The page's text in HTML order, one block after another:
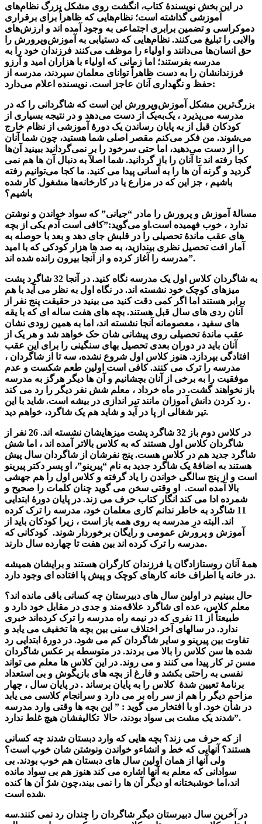
در این بخش نویسندۀ کتاب، انگشت روی مشکل بزرگ نظام‌های
آموزشی گذاشته است؛ نظام‌هایی که ظاهراً برای برقراری
دموکراسی و تضمین برابری اجتماعی به وجود آمده اند و ارزش‌های
والایی را تبلیغ می‌کنند. نظام‌هایی که دستیابی به آموزش‌و‌پرورش را
حق انسان‌ها می‌دانند و اولیاء را موظف می‌کنند فرزندان خود را به
مدرسه بفرستند؛ اما زمانی که اولیاء با هزاران امید و آرزو
فرزندانشان را به دست ظاهراً توانای معلمان سپردند، مدرسه از
حفظ و نگهداری آنان عاجز است. نویسنده اعلام می‌دارد:
بزرگ‌ترین مشکل آموزش‌و‌پرورش این است که شاگردانی را که در
مدرسه می‌پذیرد ، یک‌به‌یک از دست می‌دهد و در نتیجه بسیاری از
کودکان قبل از به پایان رساندن یک دورۀ آموزشی از نظام خارج
می‌شوند. من فکر می‌کنم مقصر اصلی شما هستید، چون شما آنان
را از دست می‌دهید، اما حتی سر‌خود را بر نمی‌گردانید ببینید آن‌ها
کجا رفته اند تا آنان را باز گردانید. شما اصلآ به دنبال آن ها هم نمی
گردید و گرنه آن ها را به آسانی پیدا می کنید. ما کجا می‌توانیم رفته
باشیم ، جز این که در مزارع یا در کارخانه‌ها مشغول کار شده
باشیم؟
مسالۀ آموزش و پرورش را مادر “جیانی” که سواد خواندن و نوشتن
ندارد ، خوب فهمیده است.او می‌گوید:”کافی است آدم یکی از بچه
های عقب ماندۀ تحصیلی را در قلبش جای دهد و بعد با حوصله به
آمار افت تحصیل نظری بیندازید، به صد ها هزار کودکی که با امید
مدرسه را آغاز کرده و از آنجا بیرون رانده شده اند”.
به شاگردان کلاس اول یک مدرسه نگاه کنید. در آنجا 32 شاگرد پشت
میزهای کوچک خود نشسته اند. در نگاه اول به نظر می آید با هم
برابر هستند اما اگر کمی دقت کنید می بینید در حقیقت پنج نفر از
آنان ردی های سال قبل هستند. بچه های هفت ساله ای که با یقه
های سفید ، معصومانه آنجا نشسته اند، اما به همین زودی نشان
عقب ماندۀ تحصیلی روی پیشانی شان حک خواهد شد و هر یک از
آنان باید در دوران بعدی تحصیل بهای سنگینی را برای این عقب
افتادگی بپردازد. هنوز کلاس اول شروع نشده، سه تا از شاگردان ،
مدرسه را ترک می کنند. کافی است اولین طعم شکست و عدم
موفقیت را به برخی از آنان بچشانیم و آن ها دیگر هرگز به مدرسه
باز نخواهند گشت. در ماه خرداد ، معلم شش نفر دیگر را رد می کند
. رد کردن دانش آموزان مانند تیر اندازی در بیشه است. شاید با این
تیر شغالی از پا در آید و شاید هم یک شاگرد، خواهم دید.
در کلاس دوم باز 32 شاگرد پشت میزهایشان نشسته اند. 26 نفر از
شاگردان کلاس اول هستند که به کلاس بالاتر آمده اند ، اما شش
شاگرد جدید هم در کلاس هست. پنج نفرشان از شاگردان سال پیش
هستند به اضافۀ یک شاگرد جدید به نام “پیرینو”، او پسر دکتر پیرینو
است و از پنج سالگی خواندن را یاد گرفته و کلاس اول را هم جهشی
بالا آمده است. او وقتی سخن می گوید چنان کلمات را صحیح و
شمرده ادا می کند انگار کتاب حرف می زند. در پایان دورۀ ابتدایی
11 شاگرد به خاطر ندانم کاری معلمان خود، مدرسه را ترک کرده
اند. البته درِ مدرسه به روی همه باز است ، زیرا کودکان باید از
آموزش و پرورش عمومی و رایگان برخوردار شوند. کودکانی که
مدرسه را ترک کرده اند بین هفت تا چهارده سال دارند.
همۀ آنان روستازادگان یا فرزندان کارگران هستند و برایشان همیشه
در خانه یا اطراف خانه کارهای کوچک و پیش پا افتاده ای وجود دارد.
حال ببینیم در اولین سال های دبیرستان چه کسانی باقی مانده اند؟
معلم کلاس، عده ای شاگرد علاقه‌مند و جدی در مقابل خود دارد و
طبیعتاً از 11 نفری که در نیمه راه مدرسه را ترک کرده‌اند خبری
ندارد. در سالهای آخر اختلاف سنی بین بچه ها تخفیف می یابد و
تفاوت بین پیرینو و سایر شاگردان کم می شود. در دورۀ ابتدایی رد
شده ها سن کلاس را بالا می بردند. در متوسطه بر عکس شاگردان
مسن تر کار پیدا می کنند و می روند. در این کلاس ها معلم می تواند
نفسی به راحتی بکشد و فارغ از بچه های بازیگوش و بی استعداد
برنامۀ تعیین شدۀ کلاس را به پایان برساند . در پایان سال ، چهار
مزاحم دیگر را هم از سر راه بر می دارد و سرانجام کلاسی می یابد
در شأن خود. او با افتخار می گوید : ” این بچه ها وقتی وارد مدرسه
شدند یک مشت بی سواد بودند، حالا تکالیفشان هیچ غلط ندارد”.
از که حرف می زند؟ بچه هایی که وارد دبستان شدند چه کسانی
هستند؟ آنهایی که خط و انشاءو خواندن ونوشتن شان خوب است؟
ولی آنها از همان اولین سال های دبستان هم خوب بودند. بی
سوادانی که معلم به آنها اشاره می کند هنوز هم بی سواد مانده
اند،اما خوشبختانه او دیگر آن ها را نمی بیند،چون شرٌ آن ها کنده
شده است.
در آخرین سال دبیرستان دیگر شاگردان را چندان رد نمی کنند.سه